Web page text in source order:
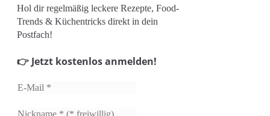
Hol dir regelmäßig leckere Rezepte, Food-
Trends & Küchentricks direkt in dein
Postfach!
👉 Jetzt kostenlos anmelden!